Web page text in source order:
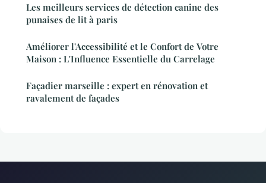
Les meilleurs services de détection canine des
punaises de lit à paris
Améliorer l'Accessibilité et le Confort de Votre
Maison : L'Influence Essentielle du Carrelage
Façadier marseille : expert en rénovation et
ravalement de façades